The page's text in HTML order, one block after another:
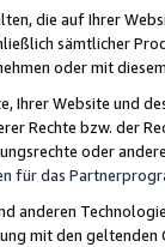
die auf Ihrer
sämtlicher
oder mit
Ihrer Website und
Rechte bzw. der
oder
für das
anderen
mit den